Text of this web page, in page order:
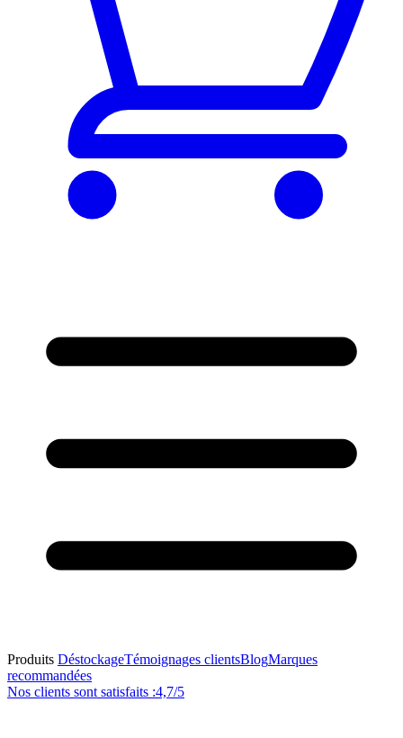
Produits DéstockageTémoignages clientsBlogMarques
recommandées
Nos clients sont satisfaits :4,7/5